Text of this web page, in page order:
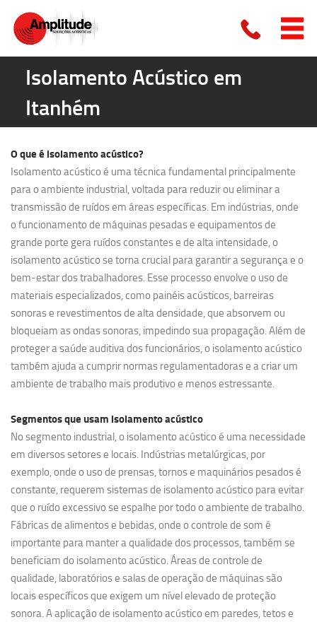
Isolamento Acústico em
Itanhém
O que é isolamento acústico?
Isolamento acústico é uma técnica fundamental principalmente
para o ambiente industrial, voltada para reduzir ou eliminar a
transmissão de ruídos em áreas específicas. Em indústrias, onde
o funcionamento de máquinas pesadas e equipamentos de
grande porte gera ruídos constantes e de alta intensidade, o
isolamento acústico se torna crucial para garantir a segurança e o
bem-estar dos trabalhadores. Esse processo envolve o uso de
materiais especializados, como painéis acústicos, barreiras
sonoras e revestimentos de alta densidade, que absorvem ou
bloqueiam as ondas sonoras, impedindo sua propagação. Além de
proteger a saúde auditiva dos funcionários, o isolamento acústico
também ajuda a cumprir normas regulamentadoras e a criar um
ambiente de trabalho mais produtivo e menos estressante.
Segmentos que usam isolamento acústico
No segmento industrial, o isolamento acústico é uma necessidade
em diversos setores e locais. Indústrias metalúrgicas, por
exemplo, onde o uso de prensas, tornos e maquinários pesados é
constante, requerem sistemas de isolamento acústico para evitar
que o ruído excessivo se espalhe por todo o ambiente de trabalho.
Fábricas de alimentos e bebidas, onde o controle de som é
importante para manter a qualidade dos processos, também se
beneficiam do isolamento acústico. Áreas de controle de
qualidade, laboratórios e salas de operação de máquinas são
locais específicos que exigem um nível elevado de proteção
sonora. A aplicação de isolamento acústico em paredes, tetos e